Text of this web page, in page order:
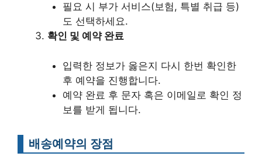
필요 시 부가 서비스(보험, 특별 취급 등)
도 선택하세요.
확인 및 예약 완료
입력한 정보가 옳은지 다시 한번 확인한
후 예약을 진행합니다.
예약 완료 후 문자 혹은 이메일로 확인 정
보를 받게 됩니다.
배송예약의 장점